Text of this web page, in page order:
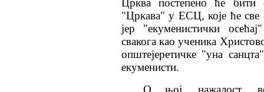
Црква постепено ће бити
"Цркава" у ЕСЦ, које ће све
јер "екуменистички
свакога као ученика
општејеретичке "уна
екуменисти.
О њој, нажалост,